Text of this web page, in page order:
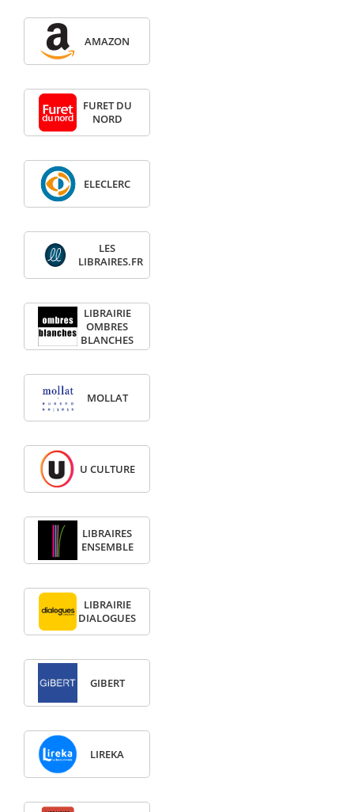
AMAZON
FURET DU
NORD
ELECLERC
LES
LIBRAIRES.FR
LIBRAIRIE
OMBRES
BLANCHES
MOLLAT
U CULTURE
LIBRAIRES
ENSEMBLE
LIBRAIRIE
DIALOGUES
GIBERT
LIREKA